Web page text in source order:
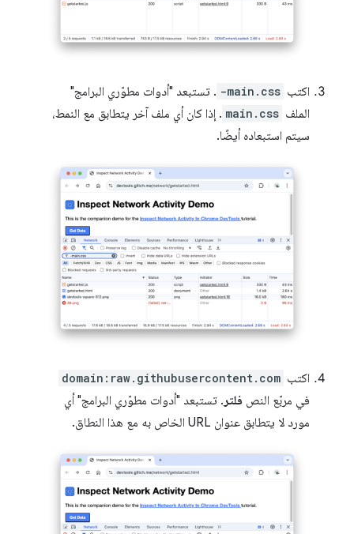
اكتب -main.css . تستبعد "أدوات مطوّري البرامج"
الملف main.css . إذا كان أي ملف آخر يتطابق مع النمط،
سيتم استبعاده أيضًا.
اكتب domain:raw.githubusercontent.com
في مربّع النص فلتر . تستبعد "أدوات مطوّري البرامج" أي
مورد لا يتطابق عنوان URL الخاص به مع هذا النطاق.